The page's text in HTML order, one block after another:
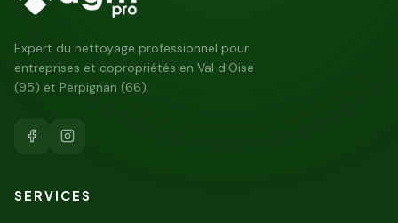
Expert du nettoyage professionnel pour
entreprises et copropriétés en Val d'Oise
(95) et Perpignan (66).
SERVICES